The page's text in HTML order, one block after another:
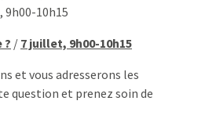
9h00-10h15
? / 7 juillet, 9h00-10h15
et vous adresserons les
question et prenez soin de